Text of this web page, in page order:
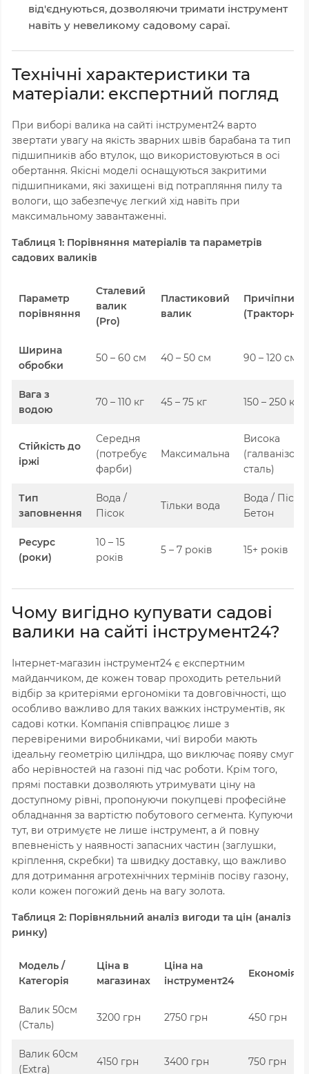
від'єднуються, дозволяючи тримати інструмент
навіть у невеликому садовому сараї.
Технічні характеристики та
матеріали: експертний погляд
При виборі валика на сайті інструмент24 варто
звертати увагу на якість зварних швів барабана та тип
підшипників або втулок, що використовуються в осі
обертання. Якісні моделі оснащуються закритими
підшипниками, які захищені від потрапляння пилу та
вологи, що забезпечує легкий хід навіть при
максимальному завантаженні.
Таблиця 1: Порівняння матеріалів та параметрів
садових валиків
Параметр
порівняння
Сталевий
валик
(Pro)
Пластиковий
валик
Причіпний
Ширина
обробки
50 – 60 см 40 – 50 см 90 – 120 см
Вага з
водою
70 – 110 кг 45 – 75 кг 150 – 250 кг
Стійкість до
іржі
Середня
(потребує
фарби)
Максимальна
Висока
сталь)
Тип
заповнення
Вода /
Пісок
Тільки вода
Вода / Пісок
Бетон
Ресурс
(роки)
10 – 15
років
5 – 7 років 15+ років
Чому вигідно купувати садові
валики на сайті інструмент24?
Інтернет-магазин інструмент24 є експертним
майданчиком, де кожен товар проходить ретельний
відбір за критеріями ергономіки та довговічності, що
особливо важливо для таких важких інструментів, як
садові котки. Компанія співпрацює лише з
перевіреними виробниками, чиї вироби мають
ідеальну геометрію циліндра, що виключає появу смуг
або нерівностей на газоні під час роботи. Крім того,
прямі поставки дозволяють утримувати ціну на
доступному рівні, пропонуючи покупцеві професійне
обладнання за вартістю побутового сегмента. Купуючи
тут, ви отримуєте не лише інструмент, а й повну
впевненість у наявності запасних частин (заглушки,
кріплення, скребки) та швидку доставку, що важливо
для дотримання агротехнічних термінів посіву газону,
коли кожен погожий день на вагу золота.
Таблиця 2: Порівняльний аналіз вигоди та цін (аналіз
ринку)
Модель /
Категорія
Ціна в
магазинах
Ціна на
інструмент24
Економія
Валик 50см
(Сталь)
3200 грн 2750 грн 450 грн
Валик 60см
(Extra)
4150 грн 3400 грн 750 грн